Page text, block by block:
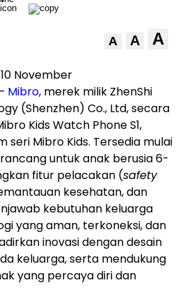
A A A
10 November
Mibro, merek milik ZhenShi
(Shenzhen) Co., Ltd, secara
Kids Watch Phone S1,
seri Mibro Kids. Tersedia mulai
untuk anak berusia 6-
fitur pelacakan (safety
kesehatan, dan
kebutuhan keluarga
yang aman, terkoneksi, dan
inovasi dengan desain
keluarga, serta mendukung
yang percaya diri dan